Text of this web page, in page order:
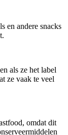
en andere snacks
als ze het label
ze vaak te veel
omdat dit